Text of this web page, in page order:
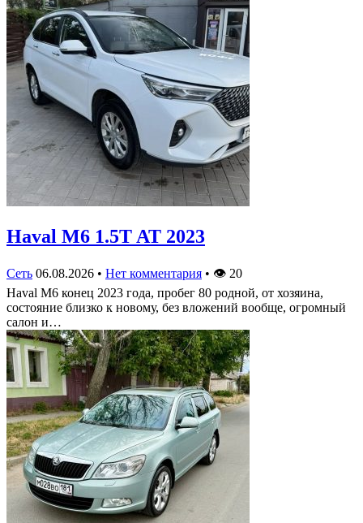
Haval M6 1.5T AT 2023
Сеть 06.08.2026 • Нет комментария • 👁 20
Haval M6 конец 2023 года, пробег 80 родной, от хозяина,
состояние близко к новому, без вложений вообще, огромный
салон и…